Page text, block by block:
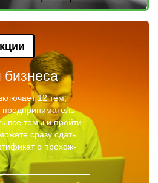
12 тем,
все темы и пройти
сразу сдать
о прохож-